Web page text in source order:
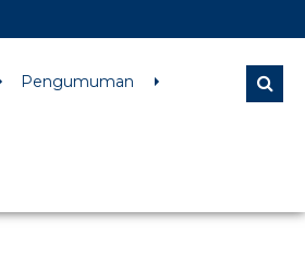
supported browsers. in
Pengumuman